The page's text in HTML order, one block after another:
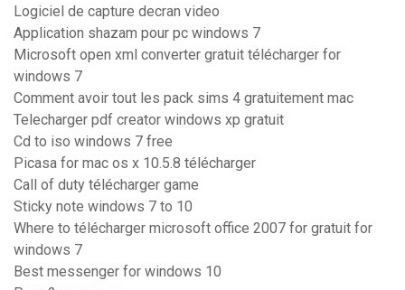
Logiciel de capture decran video
Application shazam pour pc windows 7
Microsoft open xml converter gratuit télécharger for
windows 7
Comment avoir tout les pack sims 4 gratuitement mac
Telecharger pdf creator windows xp gratuit
Cd to iso windows 7 free
Picasa for mac os x 10.5.8 télécharger
Call of duty télécharger game
Sticky note windows 7 to 10
Where to télécharger microsoft office 2007 for gratuit for
windows 7
Best messenger for windows 10